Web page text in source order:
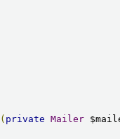
( private Mailer